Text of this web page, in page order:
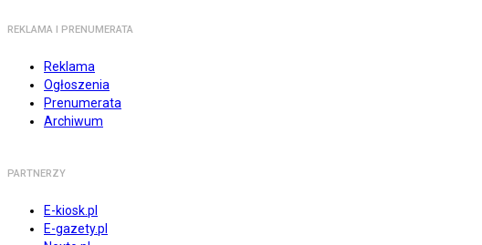
REKLAMA I PRENUMERATA
Reklama
Ogłoszenia
Prenumerata
Archiwum
PARTNERZY
E-kiosk.pl
E-gazety.pl